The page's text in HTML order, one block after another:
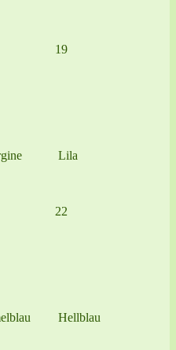
19
Lila
22
Hellblau